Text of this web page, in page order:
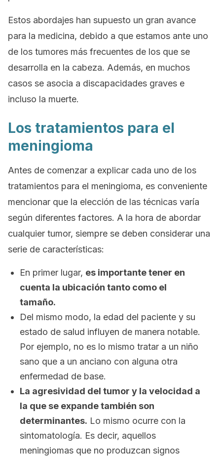
Estos abordajes han supuesto un gran avance
para la medicina, debido a que estamos ante uno
de los tumores más frecuentes de los que se
desarrolla en la cabeza. Además, en muchos
casos se asocia a discapacidades graves e
incluso la muerte.
Los tratamientos para el
meningioma
Antes de comenzar a explicar cada uno de los
tratamientos para el meningioma, es conveniente
mencionar que la elección de las técnicas varía
según diferentes factores. A la hora de abordar
cualquier tumor, siempre se deben considerar una
serie de características:
En primer lugar, es importante tener en
cuenta la ubicación tanto como el
tamaño.
Del mismo modo, la edad del paciente y su
estado de salud influyen de manera notable.
Por ejemplo, no es lo mismo tratar a un niño
sano que a un anciano con alguna otra
enfermedad de base.
La agresividad del tumor y la velocidad a
la que se expande también son
determinantes. Lo mismo ocurre con la
sintomatología. Es decir, aquellos
meningiomas que no produzcan signos